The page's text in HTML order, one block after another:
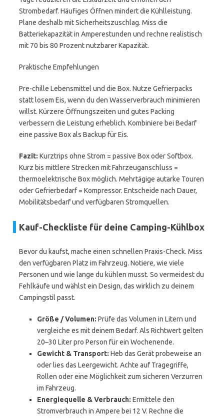
Strombedarf. Häufiges Öffnen mindert die Kühlleistung.
Plane deshalb mit Sicherheitszuschlag. Miss die
Batteriekapazität in Amperestunden und rechne realistisch
mit 70 bis 80 Prozent nutzbarer Kapazität.
Praktische Empfehlungen
Pre-chille Lebensmittel und die Box. Nutze Gefrierpacks
statt losem Eis, wenn du den Wasserverbrauch minimieren
willst. Kürzere Öffnungszeiten und gutes Packing
verbessern die Leistung erheblich. Kombiniere bei Bedarf
eine passive Box als Backup für Eis.
Fazit: Kurztrips ohne Strom = passive Box oder Softbox.
Kurz bis mittlere Strecken mit Fahrzeuganschluss =
thermoelektrische Box möglich. Mehrtägige autarke Touren
oder Gefrierbedarf = Kompressor. Entscheide nach Dauer,
Mobilitätsbedarf und verfügbaren Stromquellen.
Kauf-Checkliste für deine Camping-Kühlbox
Bevor du kaufst, mache einen schnellen Praxis-Check. Miss
den verfügbaren Platz im Fahrzeug. Notiere, wie viele
Personen und wie lange du kühlen musst. So vermeidest du
Fehlkäufe und wählst ein Design, das wirklich zu deinem
Campingstil passt.
Größe / Volumen: Prüfe das Volumen in Litern und
vergleiche es mit deinem Bedarf. Als Richtwert gelten
20–30 Liter pro Person für ein Wochenende.
Gewicht & Transport: Heb das Gerät probeweise an
oder lies das Leergewicht. Achte auf Tragegriffe,
Rollen oder eine Möglichkeit zum sicheren Verzurren
im Fahrzeug.
Energiequelle & Verbrauch: Ermittele den
Stromverbrauch in Ampere bei 12 V. Rechne die